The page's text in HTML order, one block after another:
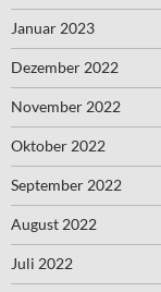
Januar 2023
Dezember 2022
November 2022
Oktober 2022
September 2022
August 2022
Juli 2022